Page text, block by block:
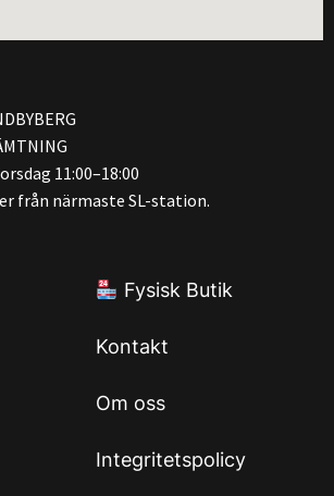
11:00–18:00
från närmaste SL-station.
Fysisk Butik
Kontakt
Om oss
Integritetspolicy